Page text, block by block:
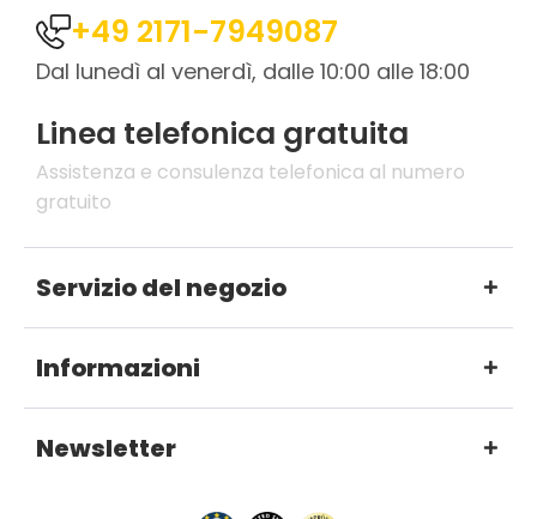
+49 2171-7949087
Dal lunedì al venerdì, dalle 10:00 alle 18:00
Linea telefonica gratuita
Assistenza e consulenza telefonica al numero
gratuito
Servizio del negozio
Informazioni
Newsletter